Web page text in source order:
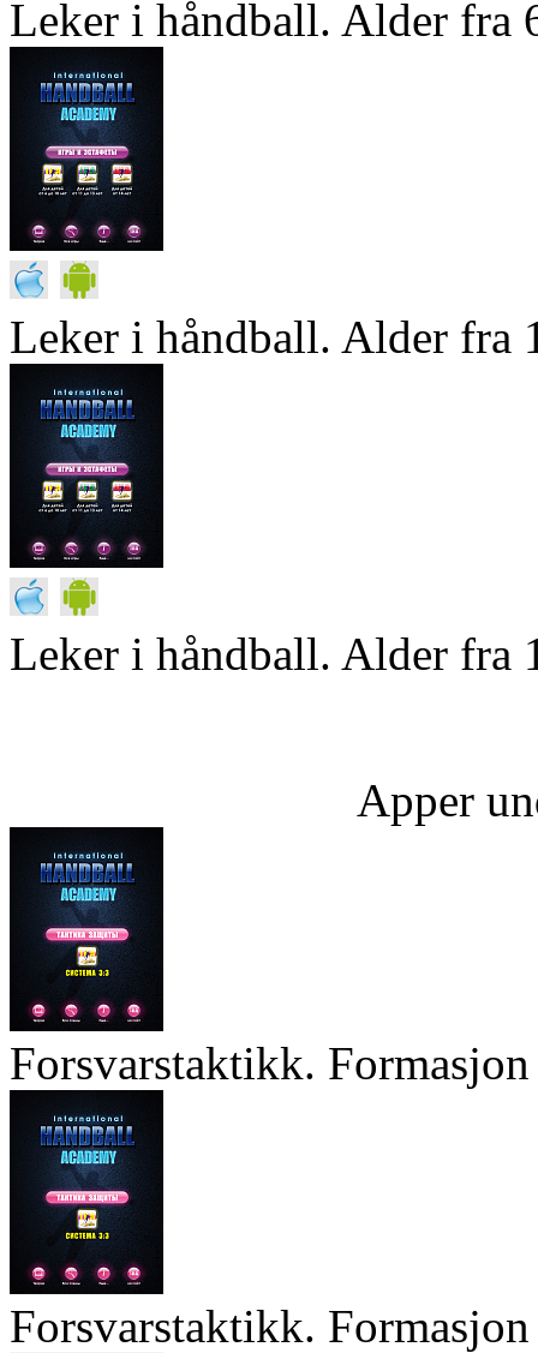
Leker i håndball. Alder fra
Leker i håndball. Alder fra
Leker i håndball. Alder fra
Apper
Forsvarstaktikk.
Forsvarstaktikk.